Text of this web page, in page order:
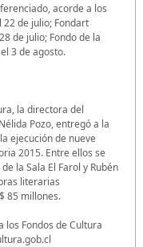
acorde a los
22 de julio; Fondart
de julio; Fondo de la
3 de agosto.
la directora del
Pozo, entregó a la
ejecución de nueve
2015. Entre ellos se
la Sala El Farol y Rubén
literarias
85 millones.
los Fondos de Cultura